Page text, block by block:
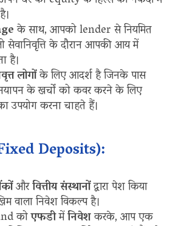
के साथ, आपको lender से नियमित
सेवानिवृत्ति के दौरान आपकी आय में
है।
लोगोंके लिए आदर्श है जिनके पास
के खर्चों को कवर करने के लिए
करना चाहते हैं।
Deposits):
औरवित्तीय संस्थानोंद्वारा पेश किया
वाला निवेश विकल्प है।
कोएफडीमेंनिवेशकरके, आप एक